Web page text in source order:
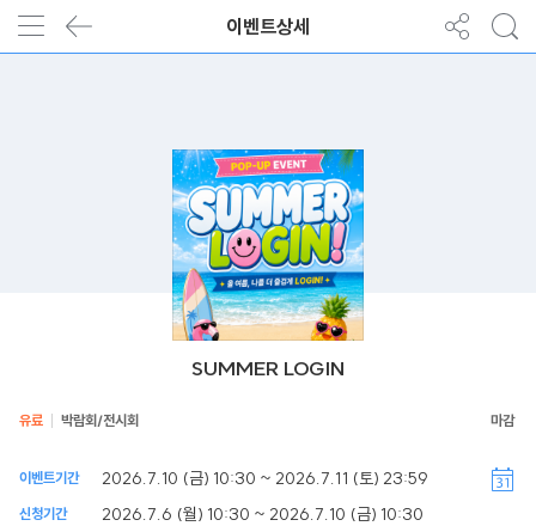
이벤트상세
SUMMER LOGIN
유료 박람회/전시회
이벤트기간 2026.7.10 (금) 10:30 ~ 2026.7.11 (토) 23:59
신청기간 2026.7.6 (월) 10:30 ~ 2026.7.10 (금) 10:30